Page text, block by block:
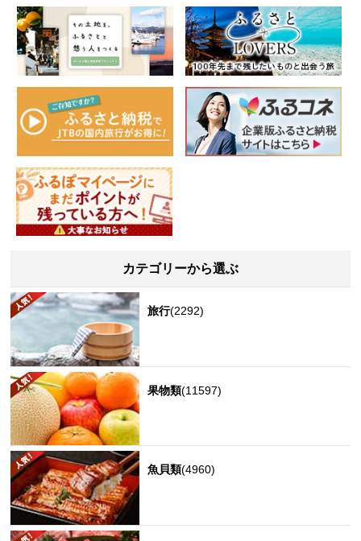
カテゴリーから選ぶ
旅行(2292)
果物類(11597)
魚貝類(4960)